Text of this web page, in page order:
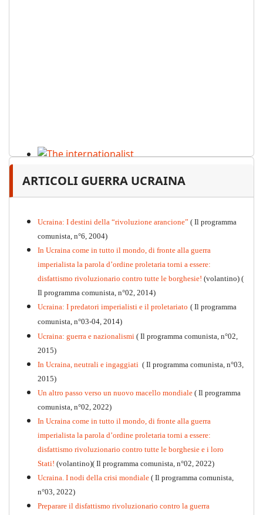
PDF n.12, 2026
Kommunistisches Programm
PDF n°10 - 2026
ARTICOLI GUERRA UCRAINA
Ucraina: I destini della “rivoluzione arancione” ( Il programma
comunista, n°6, 2004)
In Ucraina come in tutto il mondo, di fronte alla guerra
imperialista la parola d’ordine proletaria torni a essere:
disfattismo rivoluzionario contro tutte le borghesie! (volantino) (
Il programma comunista, n°02, 2014)
Ucraina: I predatori imperialisti e il proletariato ( Il programma
comunista, n°03-04, 2014)
Ucraina: guerra e nazionalismi ( Il programma comunista, n°02,
2015)
In Ucraina, neutrali e ingaggiati ( Il programma comunista, n°03,
2015)
Un altro passo verso un nuovo macello mondiale ( Il programma
comunista, n°02, 2022)
In Ucraina come in tutto il mondo, di fronte alla guerra
imperialista la parola d’ordine proletaria torni a essere:
disfattismo rivoluzionario contro tutte le borghesie e i loro
Stati! (volantino)( Il programma comunista, n°02, 2022)
Ucraina. I nodi della crisi mondiale ( Il programma comunista,
n°03, 2022)
Preparare il disfattismo rivoluzionario contro la guerra